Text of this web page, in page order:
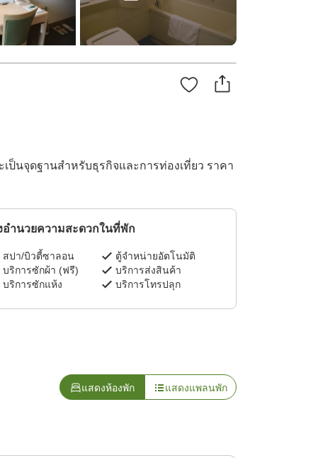
ป็นจุดฐานสำหรับธุรกิจและการท่องเที่ยว ราคา
อำนวยความสะดวกในที่พัก
สปา/บิวตี้ซาลอน
ตู้จำหน่ายอัตโนมัติ
บริการซักผ้า (ฟรี)
บริการส่งสินค้า
บริการซักแห้ง
บริการโทรปลุก
แสดงห้องพัก แสดงแพลนพัก